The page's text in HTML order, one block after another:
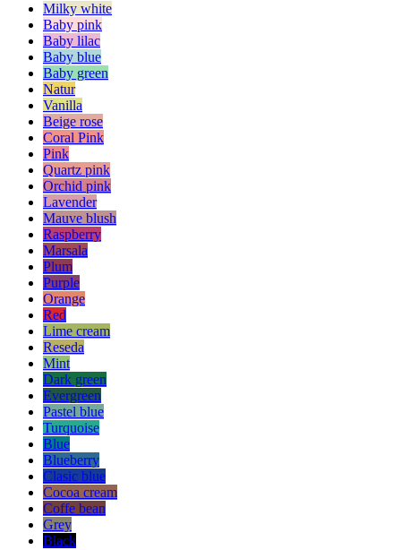
Milky white
Baby pink
Baby lilac
Baby blue
Baby green
Natur
Vanilla
Beige rose
Coral Pink
Pink
Quartz pink
Orchid pink
Lavender
Mauve blush
Raspberry
Marsala
Plum
Purple
Orange
Red
Lime cream
Reseda
Mint
Dark green
Evergreen
Pastel blue
Turquoise
Blue
Blueberry
Clasic blue
Cocoa cream
Coffe bean
Grey
Black